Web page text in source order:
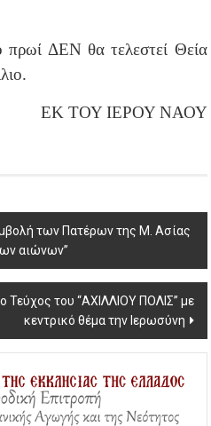
ΔΕΝ θα τελεστεί Θεία
ΕΚ ΤΟΥ ΙΕΡΟΥ ΝΑΟΥ
των Πατέρων της Μ. Ασίας
αιώνων”
Τεύχος του “ΑΧΙΛΛΙΟΥ ΠΟΛΙΣ” με
κεντρικό θέμα την Ιερωσύνη